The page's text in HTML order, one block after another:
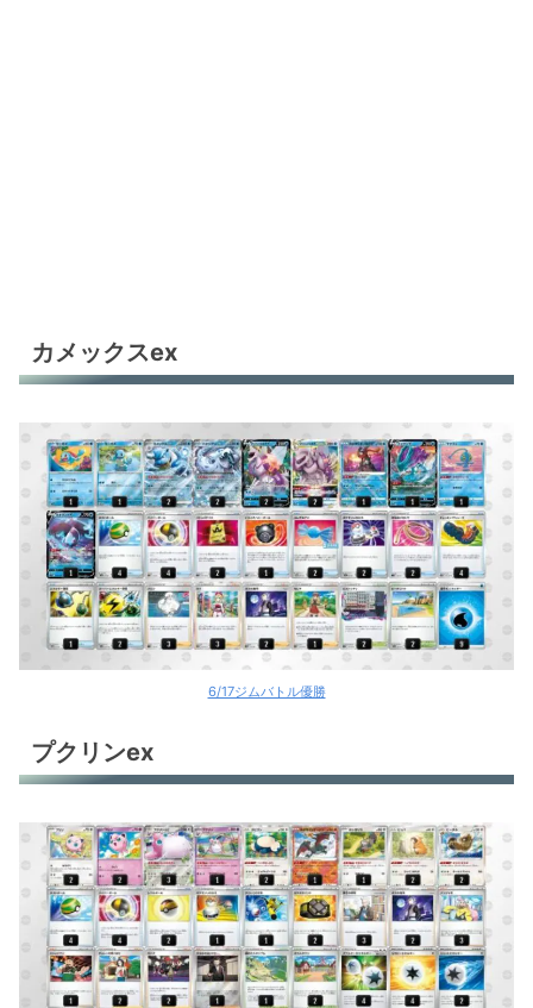
カメックスex
6/17ジムバトル優勝
プクリンex